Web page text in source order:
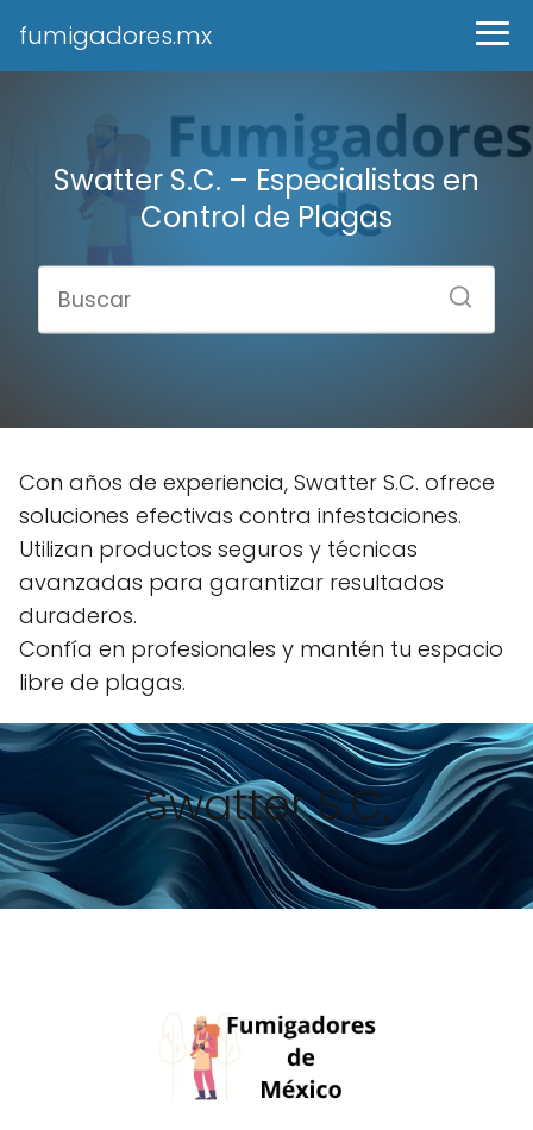
fumigadores.mx
Swatter S.C. – Especialistas en
Control de Plagas
Con años de experiencia, Swatter S.C. ofrece
soluciones efectivas contra infestaciones.
Utilizan productos seguros y técnicas
avanzadas para garantizar resultados
duraderos.
Confía en profesionales y mantén tu espacio
libre de plagas.
Swatter S.C.